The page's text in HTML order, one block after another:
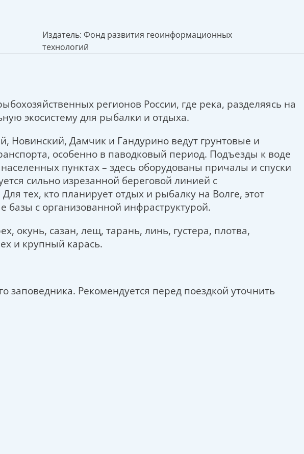
Издатель: Фонд развития геоинформационных
технологий
регионов России, где река, разделяясь на
экосистему для рыбалки и отдыха.
Новинский, Дамчик и Гандурино ведут грунтовые и
особенно в паводковый период. Подъезды к воде
пунктах – здесь оборудованы причалы и спуски
сильно изрезанной береговой линией с
тех, кто планирует отдых и рыбалку на Волге, этот
базы с организованной инфраструктурой.
окунь, сазан, лещ, тарань, линь, густера, плотва,
и крупный карась.
заповедника. Рекомендуется перед поездкой уточнить